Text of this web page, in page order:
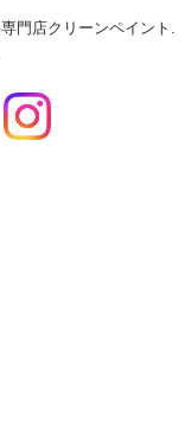
門店クリーンペイント.